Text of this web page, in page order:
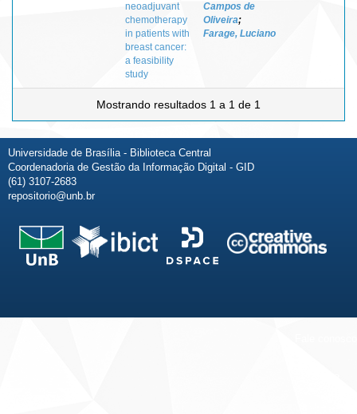
neoadjuvant
chemotherapy
in patients with
breast cancer:
a feasibility
study
Campos de
Oliveira;
Farage, Luciano
Mostrando resultados 1 a 1 de 1
Universidade de Brasília - Biblioteca Central
Coordenadoria de Gestão da Informação Digital - GID
(61) 3107-2683
repositorio@unb.br